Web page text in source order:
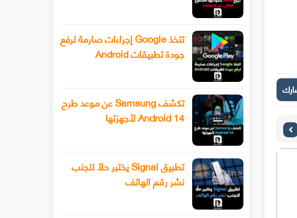
تتخذ Google إجراءات صارمة لرفع
جودة تطبيقات Android
تكشف Samsung عن موعد طرح
Android 14 لأجهزتها
تطبيق Signal يختبر حلًا لتجنب
نشر رقم الهاتف